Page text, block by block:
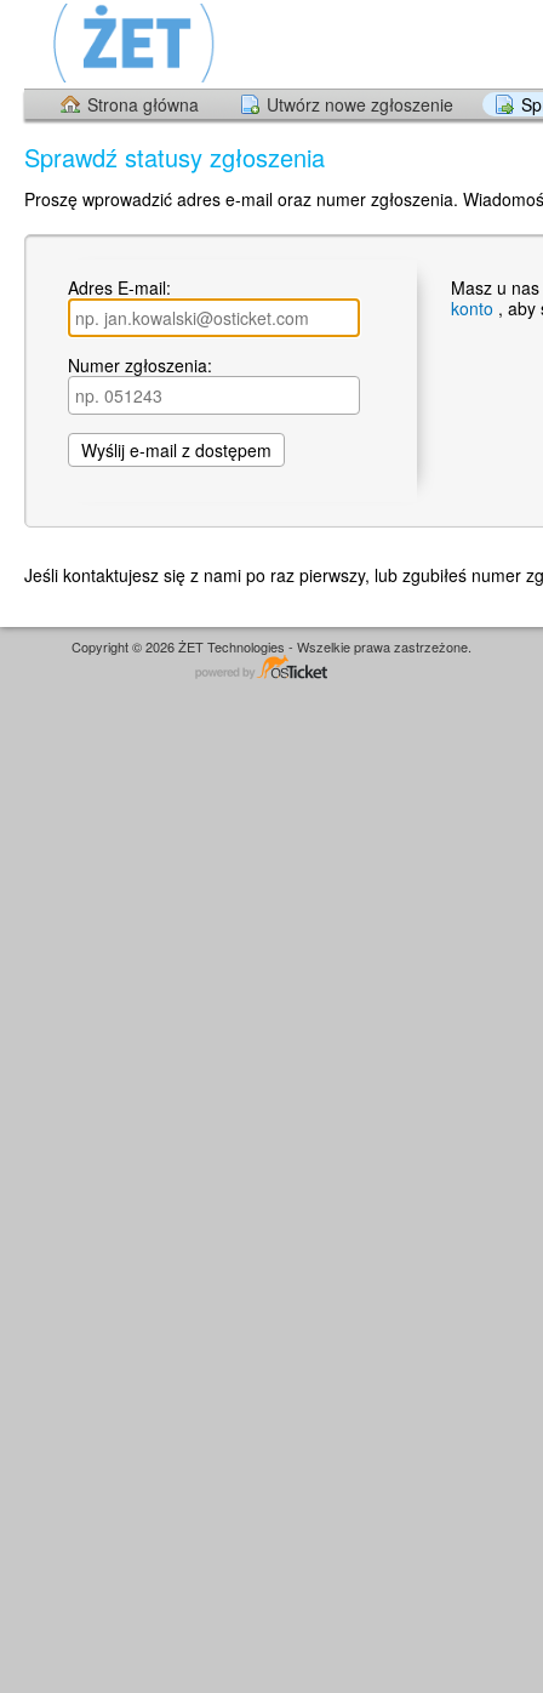
Strona główna Utwórz nowe zgłoszenie
Sprawdź statusy zgłoszenia
Proszę wprowadzić adres e-mail oraz numer zgłoszenia.
Adres E-mail:
Numer zgłoszenia:
Masz u
konto , aby
Jeśli kontaktujesz się z nami po raz pierwszy, lub zgubiłeś numer
Copyright © 2026 ŻET Technologies - Wszelkie prawa zastrzeżone.